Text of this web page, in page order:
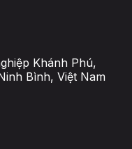
Khánh Phú,
Bình, Việt Nam